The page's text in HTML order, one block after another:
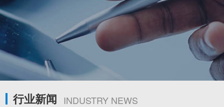
行业新闻 INDUSTRY NEWS